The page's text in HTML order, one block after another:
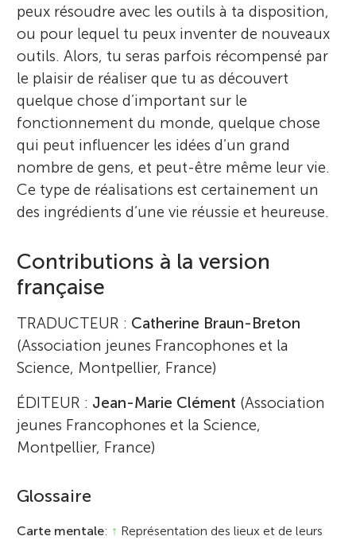
peux résoudre avec les outils à ta disposition,
ou pour lequel tu peux inventer de nouveaux
outils. Alors, tu seras parfois récompensé par
le plaisir de réaliser que tu as découvert
quelque chose d’important sur le
fonctionnement du monde, quelque chose
qui peut influencer les idées d’un grand
nombre de gens, et peut-être même leur vie.
Ce type de réalisations est certainement un
des ingrédients d’une vie réussie et heureuse.
Contributions à la version
française
TRADUCTEUR : Catherine Braun-Breton
(Association jeunes Francophones et la
Science, Montpellier, France)
ÉDITEUR : Jean-Marie Clément (Association
jeunes Francophones et la Science,
Montpellier, France)
Glossaire
Carte mentale: ↑ Représentation des lieux et de leurs